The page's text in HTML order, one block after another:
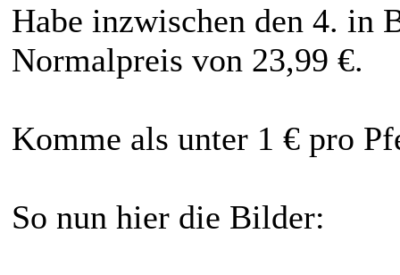
Habe inzwischen den 4. in
Normalpreis von 23,99 €.
Komme als unter 1 € pro
So nun hier die Bilder: